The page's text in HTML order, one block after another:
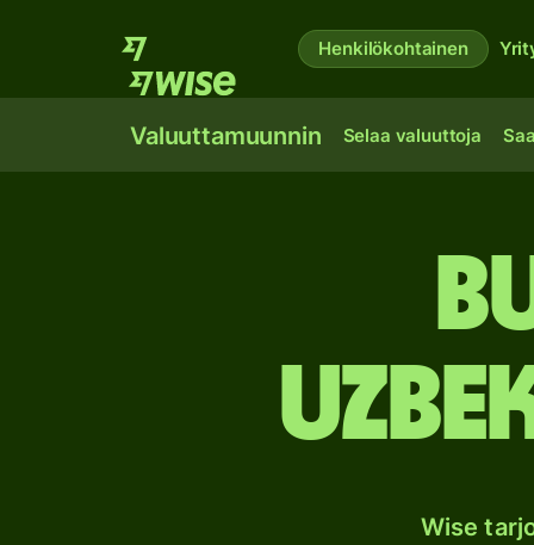
Henkilökohtainen
Valuuttamuunnin Selaa valuuttoja
Wise